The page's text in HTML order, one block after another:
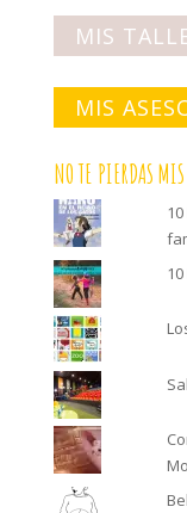
MIS
MIS
NO TE PIERDAS MIS
10